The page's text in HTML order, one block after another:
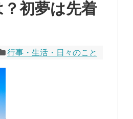
初夢は先着
行事・生活・日々のこと